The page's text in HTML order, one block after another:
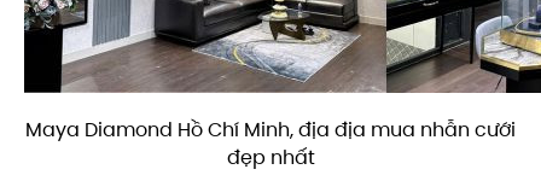
Maya Diamond Hồ Chí Minh, địa địa mua nhẫn cưới
đẹp nhất